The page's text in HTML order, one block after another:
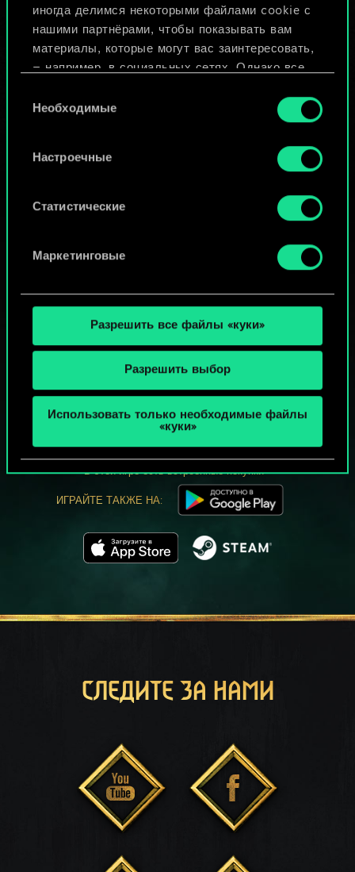
иногда делимся некоторыми файлами cookie с
нашими партнёрами, чтобы показывать вам
материалы, которые могут вас заинтересовать,
— например, в социальных сетях. Однако все
разрешения.
Найти подробную информацию о том, как мы
используем ваши файлы cookie, и изменить
«Настройки» ниже.
согласия
Необходимые
Настроечные
Статистические
Маркетинговые
Разрешить все файлы «куки»
Разрешить выбор
Использовать только необходимые файлы
«куки»
ИЛИ
МОЖЕТ ПАРТЕЕЧКУ В ГВИНТ?
ИГРАТЬ
БЕСПЛАТНО НА ПК
В этой игре есть встроенные покупки
ИГРАЙТЕ ТАКЖЕ НА:
СЛЕДИТЕ ЗА НАМИ